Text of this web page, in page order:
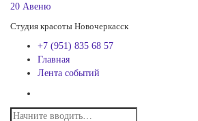
20 Авеню
Студия красоты Новочеркасск
+7 (951) 835 68 57
Главная
Лента событий